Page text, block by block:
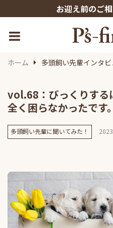
お迎え前のご
ホーム 多頭飼い先輩インタ
vol.68：びっくりする
全く困らなかったです。
多頭飼い先輩に聞いてみた！